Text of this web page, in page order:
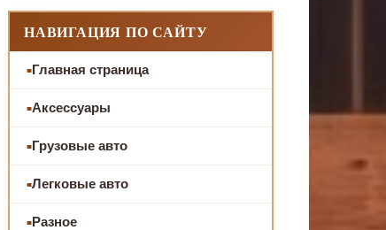
НАВИГАЦИЯ ПО САЙТУ
Главная страница
Аксессуары
Грузовые авто
Легковые авто
Разное